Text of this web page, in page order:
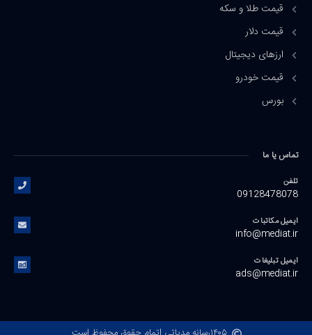
قیمت طلا و سکه
قیمت دلار
ارزهای دیجیتال
قیمت خودرو
بورس
تماس یا ما
تلفن
09128478078
ایمیل مکاتبات
info@mediat.ir
ایمیل تبلیغات
ads@mediat.ir